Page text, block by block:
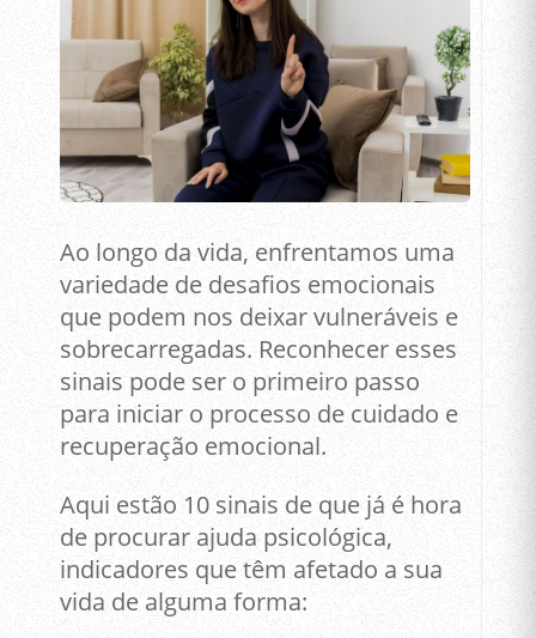
Ao longo da vida, enfrentamos uma
variedade de desafios emocionais
que podem nos deixar vulneráveis e
sobrecarregadas. Reconhecer esses
sinais pode ser o primeiro passo
para iniciar o processo de cuidado e
recuperação emocional.
Aqui estão 10 sinais de que já é hora
de procurar ajuda psicológica,
indicadores que têm afetado a sua
vida de alguma forma: